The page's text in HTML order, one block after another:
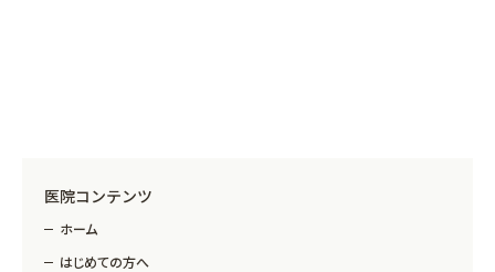
医院コンテンツ
ホーム
はじめての方へ